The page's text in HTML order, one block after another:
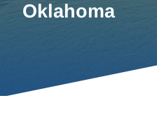
Oklahoma